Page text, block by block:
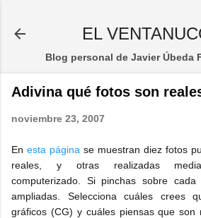
EL
Blog personal de Javier Úbeda
Adivina qué fotos son
noviembre 23, 2007
En esta página se muestran diez fotos
reales, y otras realizadas
computerizado. Si pinchas sobre
ampliadas. Selecciona cuáles crees
gráficos (CG) y cuáles piensas que son